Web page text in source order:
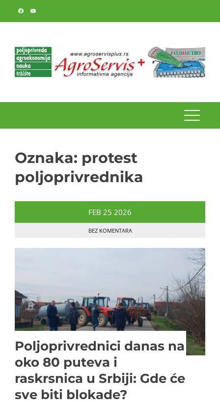
Oznaka: protest
poljoprivrednika
FEB 25 2026
BEZ KOMENTARA
Poljoprivrednici danas na
oko 80 puteva i
raskrsnica u Srbiji: Gde će
sve biti blokade?